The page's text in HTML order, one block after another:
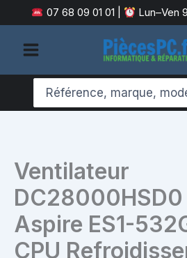
au
contenu
07 68 09 01 01 Lun–Ven
Search
for:
Ventilateur
Aspire ES1-
CPU